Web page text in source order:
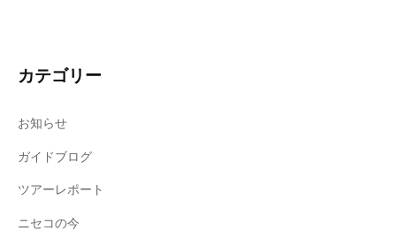
カテゴリー
お知らせ
ガイドブログ
ツアーレポート
ニセコの今